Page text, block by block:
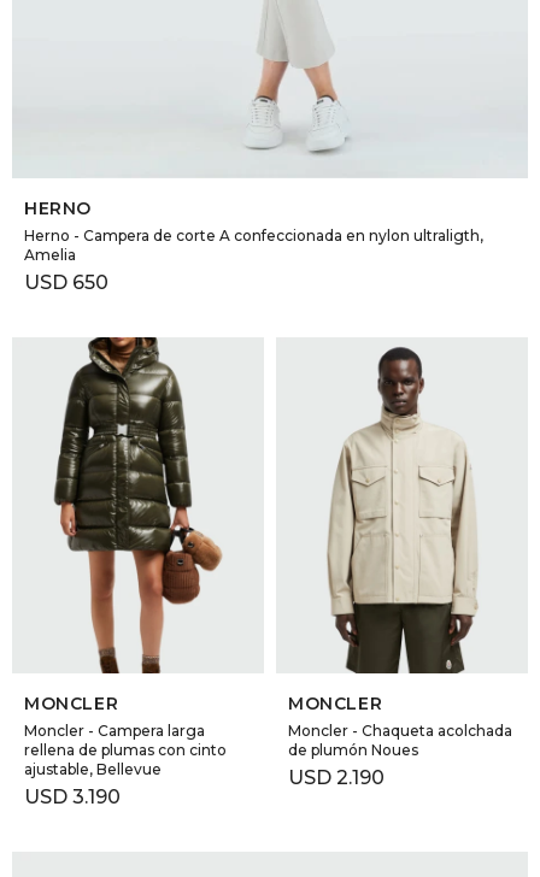
HERNO
Herno - Campera de corte A confeccionada en nylon ultraligth,
Amelia
USD 650
SELECCIONAR TALLE
MONCLER
Moncler - Campera larga
rellena de plumas con cinto
ajustable, Bellevue
USD 3.190
SELECCIONAR TALLE
MONCLER
Moncler - Chaqueta acolchada
de plumón Noues
USD 2.190